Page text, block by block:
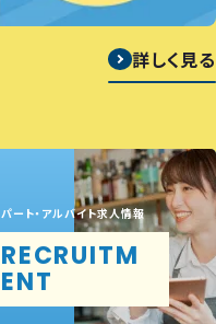
詳しく見る
パート・アルバイト求人情報
RECRUITM
ENT